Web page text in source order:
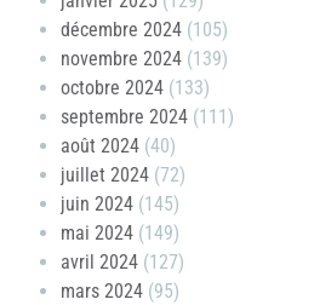
décembre 2024 (105)
novembre 2024 (139)
octobre 2024 (133)
septembre 2024 (111)
août 2024 (40)
juillet 2024 (72)
juin 2024 (145)
mai 2024 (149)
avril 2024 (127)
mars 2024 (95)